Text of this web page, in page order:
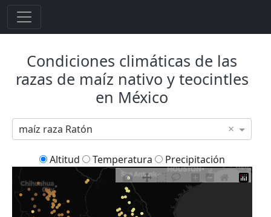
Condiciones climáticas de las
razas de maíz nativo y teocintles
en México
maíz raza Ratón ×
Altitud Temperatura Precipitación